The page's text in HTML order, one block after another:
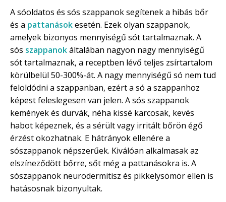
A sóoldatos és sós szappanok segítenek a hibás bőr
és a pattanásokesetén. Ezek olyan szappanok,
amelyek bizonyos mennyiségű sót tartalmaznak. A
sós szappanokáltalában nagyon nagy mennyiségű
sót tartalmaznak, a receptben lévő teljes zsírtartalom
körülbelül 50-300%-át. A nagy mennyiségű só nem tud
feloldódni a szappanban, ezért a só a szappanhoz
képest feleslegesen van jelen. A sós szappanok
kemények és durvák, néha kissé karcosak, kevés
habot képeznek, és a sérült vagy irritált bőrön égő
érzést okozhatnak. E hátrányok ellenére a
sószappanok népszerűek. Kiválóan alkalmasak az
elszíneződött bőrre, sőt még a pattanásokra is. A
sószappanok neurodermitisz és pikkelysömör ellen is
hatásosnak bizonyultak.